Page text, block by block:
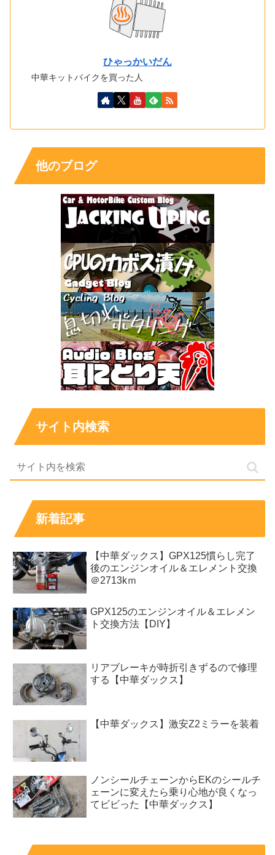
ひゃっかいだん
中華キットバイクを買った人
他のブログ
サイト内検索
新着記事
【中華ダックス】GPX125慣らし完了
後のエンジンオイル＆エレメント交換
＠2713kｍ
GPX125のエンジンオイル＆エレメン
ト交換方法【DIY】
リアブレーキが時折引きずるので修理
する【中華ダックス】
【中華ダックス】激安Z2ミラーを装着
ノンシールチェーンからEKのシールチ
ェーンに変えたら乗り心地が良くなっ
てビビった【中華ダックス】